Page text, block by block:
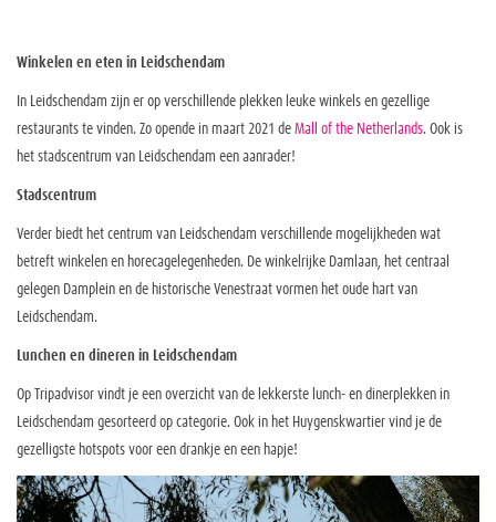
Winkelen en eten in Leidschendam
In Leidschendam zijn er op verschillende plekken leuke winkels en gezellige
restaurants te vinden. Zo opende in maart 2021 de Mall of the Netherlands. Ook is
het stadscentrum van Leidschendam een aanrader!
Stadscentrum
Verder biedt het centrum van Leidschendam verschillende mogelijkheden wat
betreft winkelen en horecagelegenheden. De winkelrijke Damlaan, het centraal
gelegen Damplein en de historische Venestraat vormen het oude hart van
Leidschendam.
Lunchen en dineren in Leidschendam
Op Tripadvisor vindt je een overzicht van de lekkerste lunch- en dinerplekken in
Leidschendam gesorteerd op categorie. Ook in het Huygenskwartier vind je de
gezelligste hotspots voor een drankje en een hapje!